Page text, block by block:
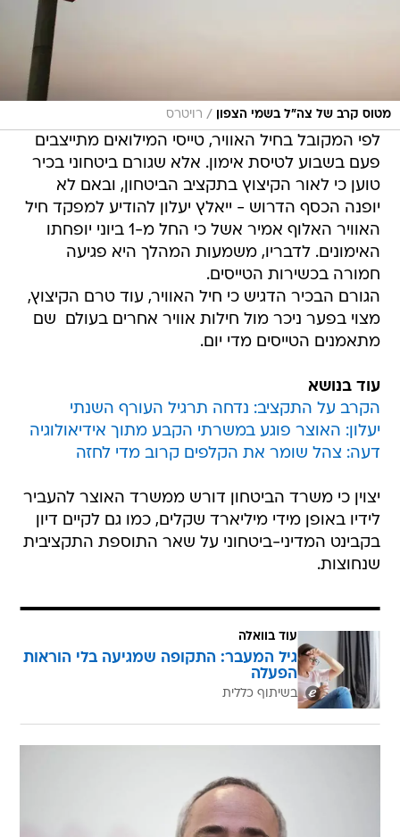
מטוס קרב של צה"ל בשמי הצפון / רויטרס
לפי המקובל בחיל האוויר, טייסי המילואים מתייצבים
פעם בשבוע לטיסת אימון. אלא שגורם ביטחוני בכיר
טוען כי לאור הקיצוץ בתקציב הביטחון, ובאם לא
יופנה הכסף הדרוש - ייאלץ יעלון להודיע למפקד חיל
האוויר האלוף אמיר אשל כי החל מ-1 ביוני יופחתו
האימונים. לדבריו, משמעות המהלך היא פגיעה
חמורה בכשירות הטייסים.
הגורם הבכיר הדגיש כי חיל האוויר, עוד טרם הקיצוץ,
מצוי בפער ניכר מול חילות אוויר אחרים בעולם  שם
מתאמנים הטייסים מדי יום.
עוד בנושא
הקרב על התקציב: נדחה תרגיל העורף השנתי
יעלון: האוצר פוגע במשרתי הקבע מתוך אידיאולוגיה
דעה: צהל שומר את הקלפים קרוב מדי לחזה
יצוין כי משרד הביטחון דורש ממשרד האוצר להעביר
לידיו באופן מידי מיליארד שקלים, כמו גם לקיים דיון
בקבינט המדיני-ביטחוני על שאר התוספת התקציבית
שנחוצות.
עוד בוואלה
גיל המעבר: התקופה שמגיעה בלי הוראות
הפעלה
בשיתוף כללית